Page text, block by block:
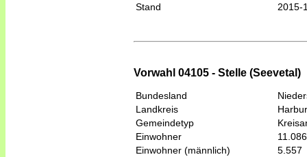
Stand
2015-
Vorwahl 04105 - Stelle (Seevetal)
Bundesland
Landkreis
Gemeindetyp
Einwohner
11.086
Einwohner (männlich)
5.557